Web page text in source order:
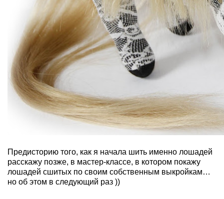
Предисторию того, как я начала шить именно лошадей
расскажу позже, в мастер-классе, в котором покажу
лошадей сшитых по своим собственным выкройкам…
но об этом в следующий раз ))